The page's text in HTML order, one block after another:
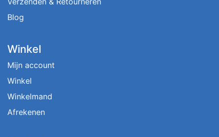
Blog
Winkel
Mijn account
Winkel
Winkelmand
Afrekenen